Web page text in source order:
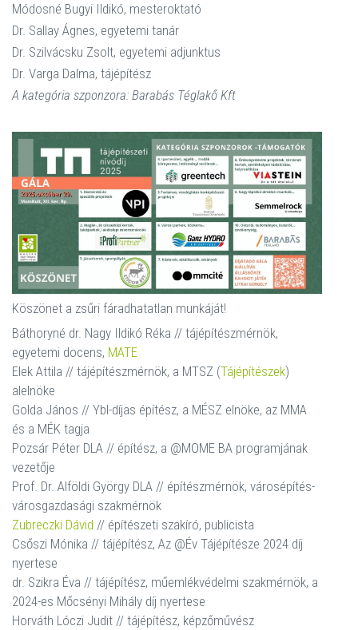
Módosné Bugyi Ildikó, mesteroktató
Dr. Sallay Ágnes, egyetemi tanár
Dr. Szilvácsku Zsolt, egyetemi adjunktus
Dr. Varga Dalma, tájépítész
A kategória szponzora: Barabás Téglakő Kft
Köszönet a zsűri fáradhatatlan munkáját!
Báthoryné dr. Nagy Ildikó Réka // tájépítészmérnök,
egyetemi docens, MATE
Elek Attila // tájépítészmérnök, a MTSZ (Tájépítészek)
alelnöke
Golda János // Ybl-díjas építész, a MÉSZ elnöke, az MMA
és a MÉK tagja
Pozsár Péter DLA // építész, a @MOME BA programjának
vezetője
Prof. Dr. Alföldi György DLA // építészmérnök, városépítés-
városgazdasági szakmérnök
Zubreczki Dávid // építészeti szakíró, publicista
Csőszi Mónika // tájépítész, Az @Év Tájépítésze 2024 díj
nyertese
dr. Szikra Éva // tájépítész, műemlékvédelmi szakmérnök, a
2024-es Mőcsényi Mihály díj nyertese
Horváth Lóczi Judit // tájépítész, képzőművész